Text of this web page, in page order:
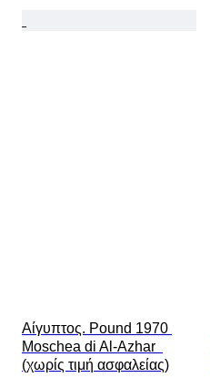
Αίγυπτος. Pound 1970
Moschea di Al-Azhar
(χωρίς τιμή ασφαλείας)